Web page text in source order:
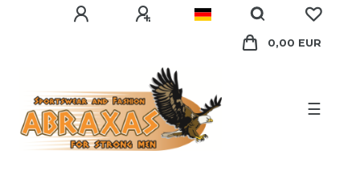
0,00 EUR
☰